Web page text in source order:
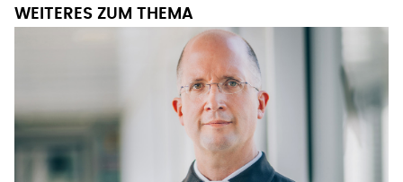
WEITERES ZUM THEMA